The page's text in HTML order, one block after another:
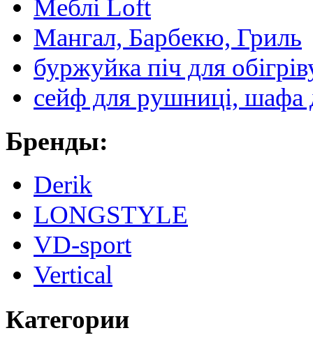
Меблі Loft
Мангал, Барбекю, Гриль
буржуйка піч для
сейф для рушниці, шафа
Бренды:
Derik
LONGSTYLE
VD-sport
Vertical
Категории